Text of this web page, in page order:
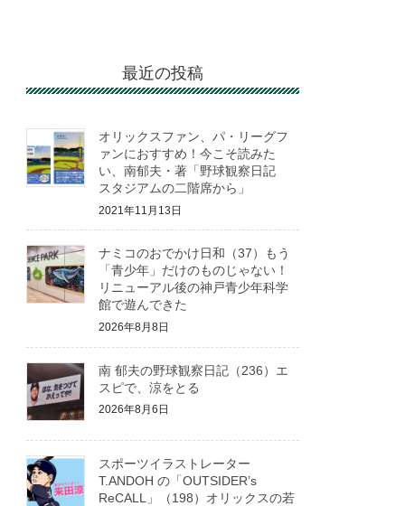
最近の投稿
オリックスファン、パ・リーグフ
ァンにおすすめ！今こそ読みた
い、南郁夫・著「野球観察日記
スタジアムの二階席から」
2021年11月13日
ナミコのおでかけ日和（37）もう
「青少年」だけのものじゃない！
リニューアル後の神戸青少年科学
館で遊んできた
2026年8月8日
南 郁夫の野球観察日記（236）エ
スピで、涼をとる
2026年8月6日
スポーツイラストレーター
T.ANDOH の「OUTSIDER’s
ReCALL」（198）オリックスの若